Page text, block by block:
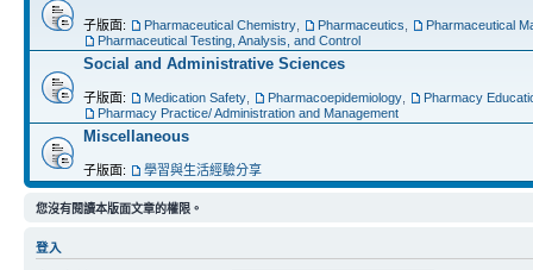
子版面: Pharmaceutical Chemistry Pharmaceutics
Pharmaceutical
Pharmaceutical Testing, Analysis, and Control
Social and Administrative Sciences
子版面: Medication Safety Pharmacoepidemiology
Pharmacy
Pharmacy Practice/ Administration and Management
Miscellaneous
子版面: 學習與生活經驗分享
您沒有閱讀本版面文章的權限。
登入